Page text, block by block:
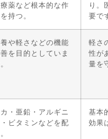
薬など根本的な作
持つ。
り。
要で
や軽さなどの機能
を目的としていま
軽さ
性が
量を
・亜鉛・アルギニ
・ビタミンなどを配
基本
効果